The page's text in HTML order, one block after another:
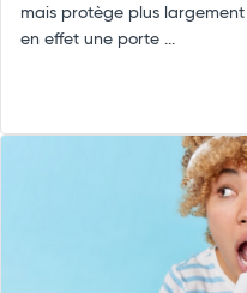
mais protège plus
en effet une porte ...